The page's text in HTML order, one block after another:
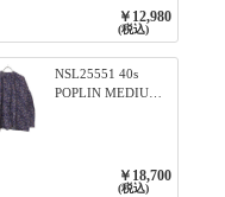
リブプルオーバー
79ネイビー
￥12,980
(税込)
NSL25551 40s
POPLIN MEDIUM
3800NAVY BASE
￥18,700
(税込)